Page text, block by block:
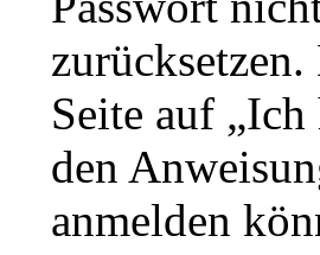
Seite auf
den
anmelden